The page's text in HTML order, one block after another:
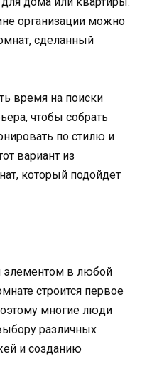
организации можно
сделанный
время на поиски
чтобы собрать
по стилю и
вариант из
который подойдет
элементом в любой
строится первое
многие люди
различных
и созданию